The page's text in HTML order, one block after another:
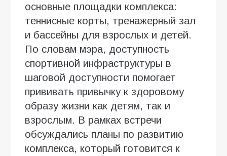
основные площадки комплекса:
теннисные корты, тренажерный зал
и бассейны для взрослых и детей.
По словам мэра, доступность
спортивной инфраструктуры в
шаговой доступности помогает
прививать привычку к здоровому
образу жизни как детям, так и
взрослым. В рамках встречи
обсуждались планы по развитию
комплекса, который готовится к